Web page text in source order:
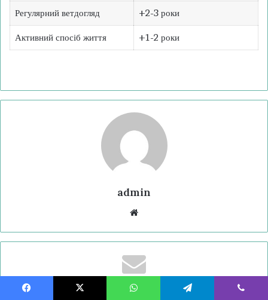
Регулярний ветдогляд +2-3 роки
Активний спосіб життя +1-2 роки
admin